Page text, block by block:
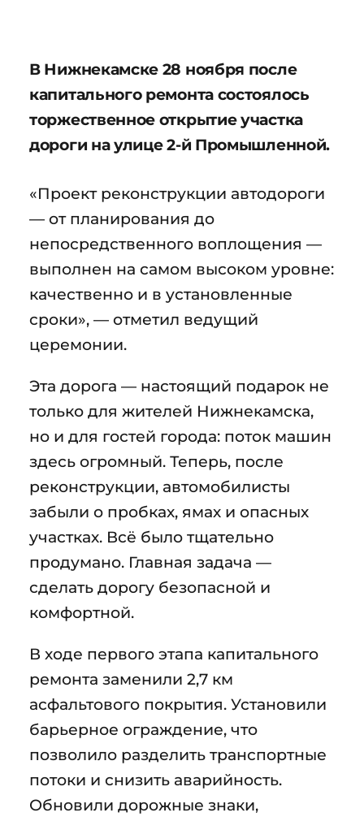
В Нижнекамске 28 ноября после
капитального ремонта состоялось
торжественное открытие участка
дороги на улице 2-й Промышленной.
«Проект реконструкции автодороги
— от планирования до
непосредственного воплощения —
выполнен на самом высоком уровне:
качественно и в установленные
сроки», — отметил ведущий
церемонии.
Эта дорога — настоящий подарок не
только для жителей Нижнекамска,
но и для гостей города: поток машин
здесь огромный. Теперь, после
реконструкции, автомобилисты
забыли о пробках, ямах и опасных
участках. Всё было тщательно
продумано. Главная задача —
сделать дорогу безопасной и
комфортной.
В ходе первого этапа капитального
ремонта заменили 2,7 км
асфальтового покрытия. Установили
барьерное ограждение, что
позволило разделить транспортные
потоки и снизить аварийность.
Обновили дорожные знаки,